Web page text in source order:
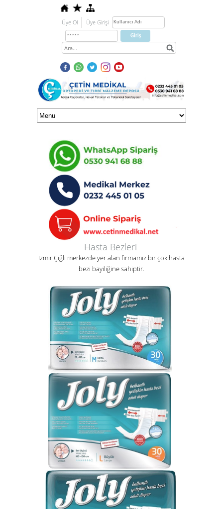
Üye Ol Üye Girişi
Hasta Bezleri
İzmir Çiğli merkezde yer alan firmamız bir çok hasta
bezi bayiliğine sahiptir.